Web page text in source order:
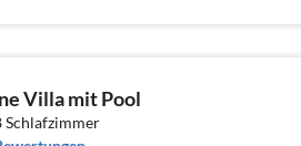
Villa mit Pool
Schlafzimmer